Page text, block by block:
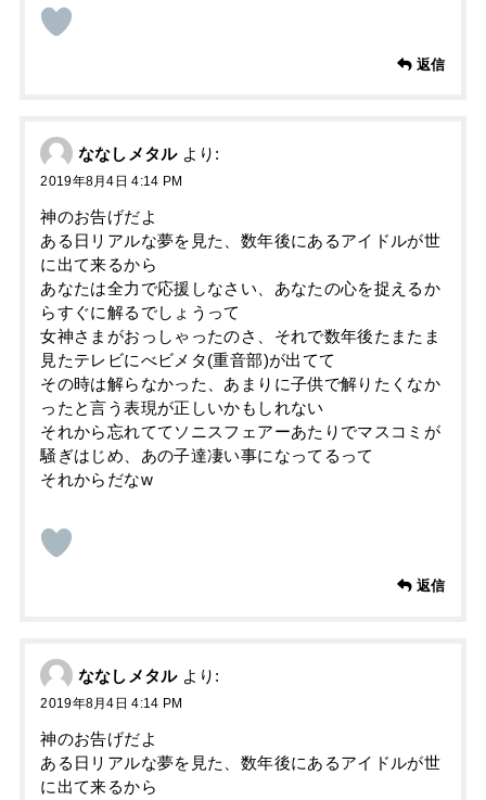
返信
ななしメタル より:
2019年8月4日 4:14 PM
神のお告げだよ
ある日リアルな夢を見た、数年後にあるアイドルが世
に出て来るから
あなたは全力で応援しなさい、あなたの心を捉えるか
らすぐに解るでしょうって
女神さまがおっしゃったのさ、それで数年後たまたま
見たテレビにべビメタ(重音部)が出てて
その時は解らなかった、あまりに子供で解りたくなか
ったと言う表現が正しいかもしれない
それから忘れててソニスフェアーあたりでマスコミが
騒ぎはじめ、あの子達凄い事になってるって
それからだなw
返信
ななしメタル より:
2019年8月4日 4:14 PM
神のお告げだよ
ある日リアルな夢を見た、数年後にあるアイドルが世
に出て来るから